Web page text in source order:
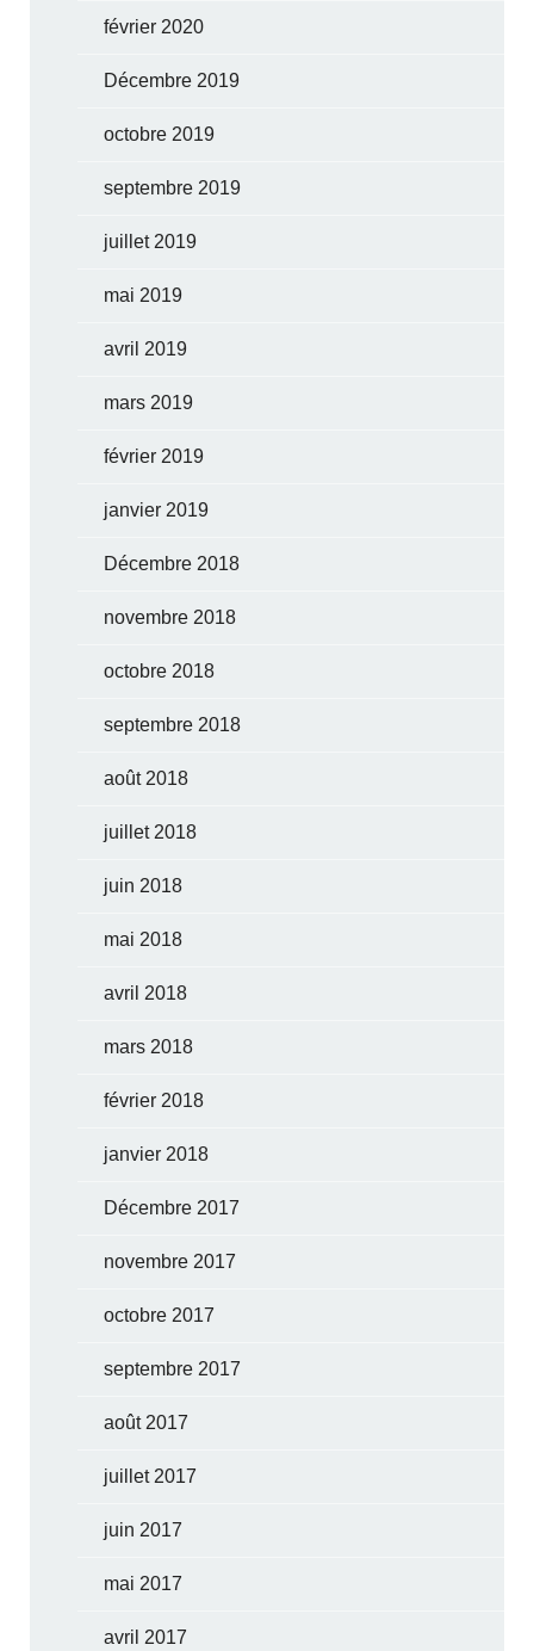
février 2020
Décembre 2019
octobre 2019
septembre 2019
juillet 2019
mai 2019
avril 2019
mars 2019
février 2019
janvier 2019
Décembre 2018
novembre 2018
octobre 2018
septembre 2018
août 2018
juillet 2018
juin 2018
mai 2018
avril 2018
mars 2018
février 2018
janvier 2018
Décembre 2017
novembre 2017
octobre 2017
septembre 2017
août 2017
juillet 2017
juin 2017
mai 2017
avril 2017